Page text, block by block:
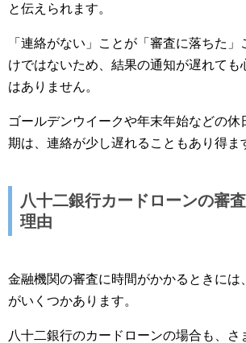
と伝えられます。
「連絡がない」ことが「審査に落ちた
けではないため、結果の通知が遅れても
はありません。
ゴールデンウイークや年末年始などの休
期は、連絡が少し遅れることもあり得ま
八十二銀行カードローンの審
理由
金融機関の審査に時間がかかるときには
がいくつかあります。
八十二銀行のカードローンの場合も、さ